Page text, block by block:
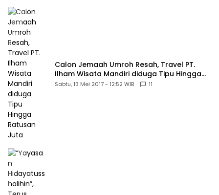
Calon Jemaah Umroh Resah, Travel PT.
Ilham Wisata Mandiri diduga Tipu Hingga
Ratusan Juta
Sabtu, 13 Mei 2017 - 12:52 WIB 11